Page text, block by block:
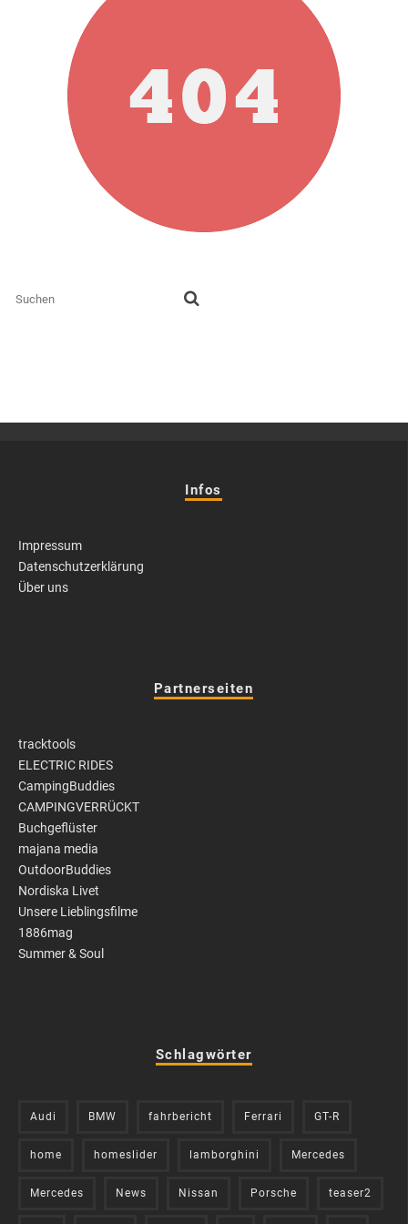
Infos
Impressum
Datenschutzerklärung
Über uns
Partnerseiten
tracktools
ELECTRIC RIDES
CampingBuddies
CAMPINGVERRÜCKT
Buchgeflüster
majana media
OutdoorBuddies
Nordiska Livet
Unsere Lieblingsfilme
1886mag
Summer & Soul
Schlagwörter
Audi BMW fahrbericht Ferrari GT-R
home homeslider lamborghini Mercedes
Mercedes News Nissan Porsche teaser2